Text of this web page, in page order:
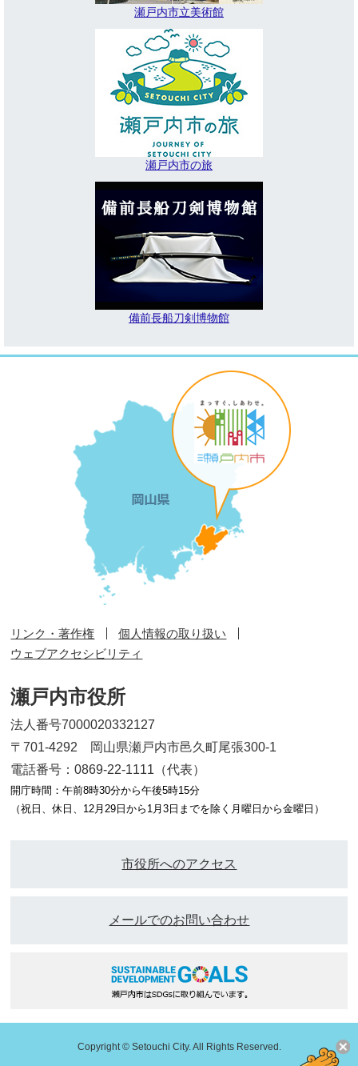
瀬戸内市立美術館
瀬戸内市の旅
備前長船刀剣博物館
リンク・著作権
個人情報の取り扱い
ウェブアクセシビリティ
瀬戸内市役所
法人番号7000020332127
〒701-4292 岡山県瀬戸内市邑久町尾張300-1
電話番号：0869-22-1111（代表）
開庁時間：午前8時30分から午後5時15分
（祝日、休日、12月29日から1月3日までを除く月曜日から金曜日）
市役所へのアクセス
メールでのお問い合わせ
Copyright © Setouchi City. All Rights Reserved.